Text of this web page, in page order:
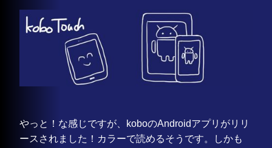
やっと！な感じですが、koboのAndroidアプリがリリ
ースされました！カラーで読めるそうです。しかも